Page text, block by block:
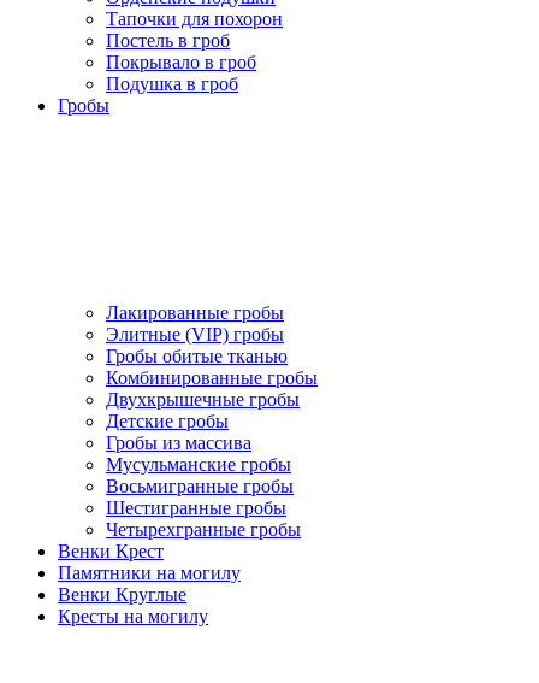
Тапочки для похорон
Постель в гроб
Покрывало в гроб
Подушка в гроб
Гробы
Лакированные гробы
Элитные (VIP) гробы
Гробы обитые тканью
Комбинированные гробы
Двухкрышечные гробы
Детские гробы
Гробы из массива
Мусульманские гробы
Восьмигранные гробы
Шестигранные гробы
Четырехгранные гробы
Венки Крест
Памятники на могилу
Венки Круглые
Кресты на могилу